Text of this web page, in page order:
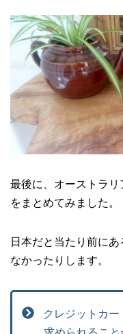
最後に、オーストラ
をまとめてみました。
日本だと当たり前に
なかったりします。
クレジットカ